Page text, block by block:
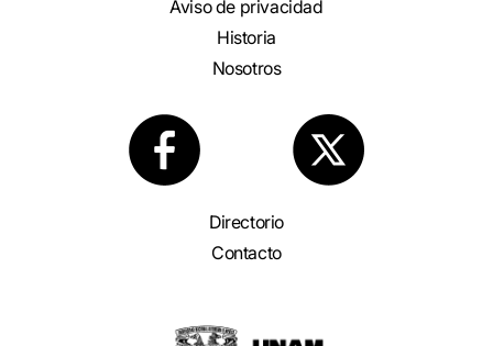
Aviso de privacidad
Historia
Nosotros
Directorio
Contacto